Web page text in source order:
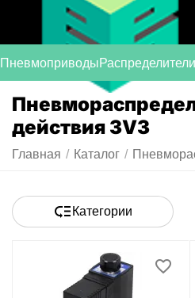
Пневмоприводы
действия 3V3
Главная / Каталог /
Категории